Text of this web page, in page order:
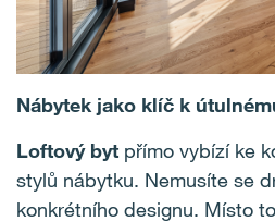
Nábytek jako klíč k
Loftový byt přímo vybízí ke
stylů nábytku. Nemusíte se
konkrétního designu. Místo